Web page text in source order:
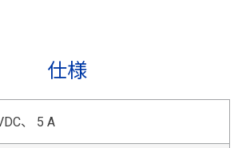
仕様
、 5 A